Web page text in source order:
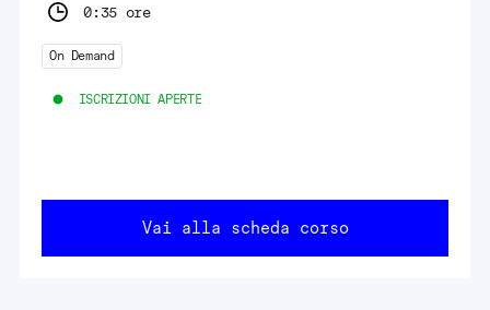
0:35 ore
On Demand
ISCRIZIONI APERTE
Vai alla scheda corso